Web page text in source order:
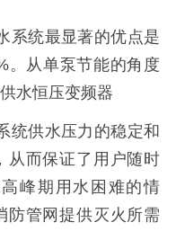
系统最显著的优点是
。从单泵节能的角度
水恒压变频器
统供水压力的稳定和
从而保证了用户随时
峰期用水困难的情
防管网提供灭火所需